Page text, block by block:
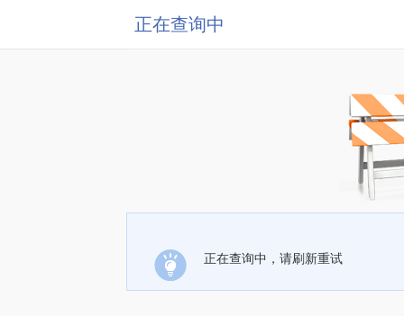
正在查询中
正在查询中，请刷新重试